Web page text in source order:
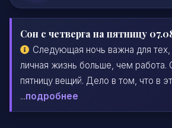
Сон с четверга на пятницу
Следующая ночь важна для тех,
личная жизнь больше, чем работа.
пятницу вещий. Дело в том, что в
...подробнее